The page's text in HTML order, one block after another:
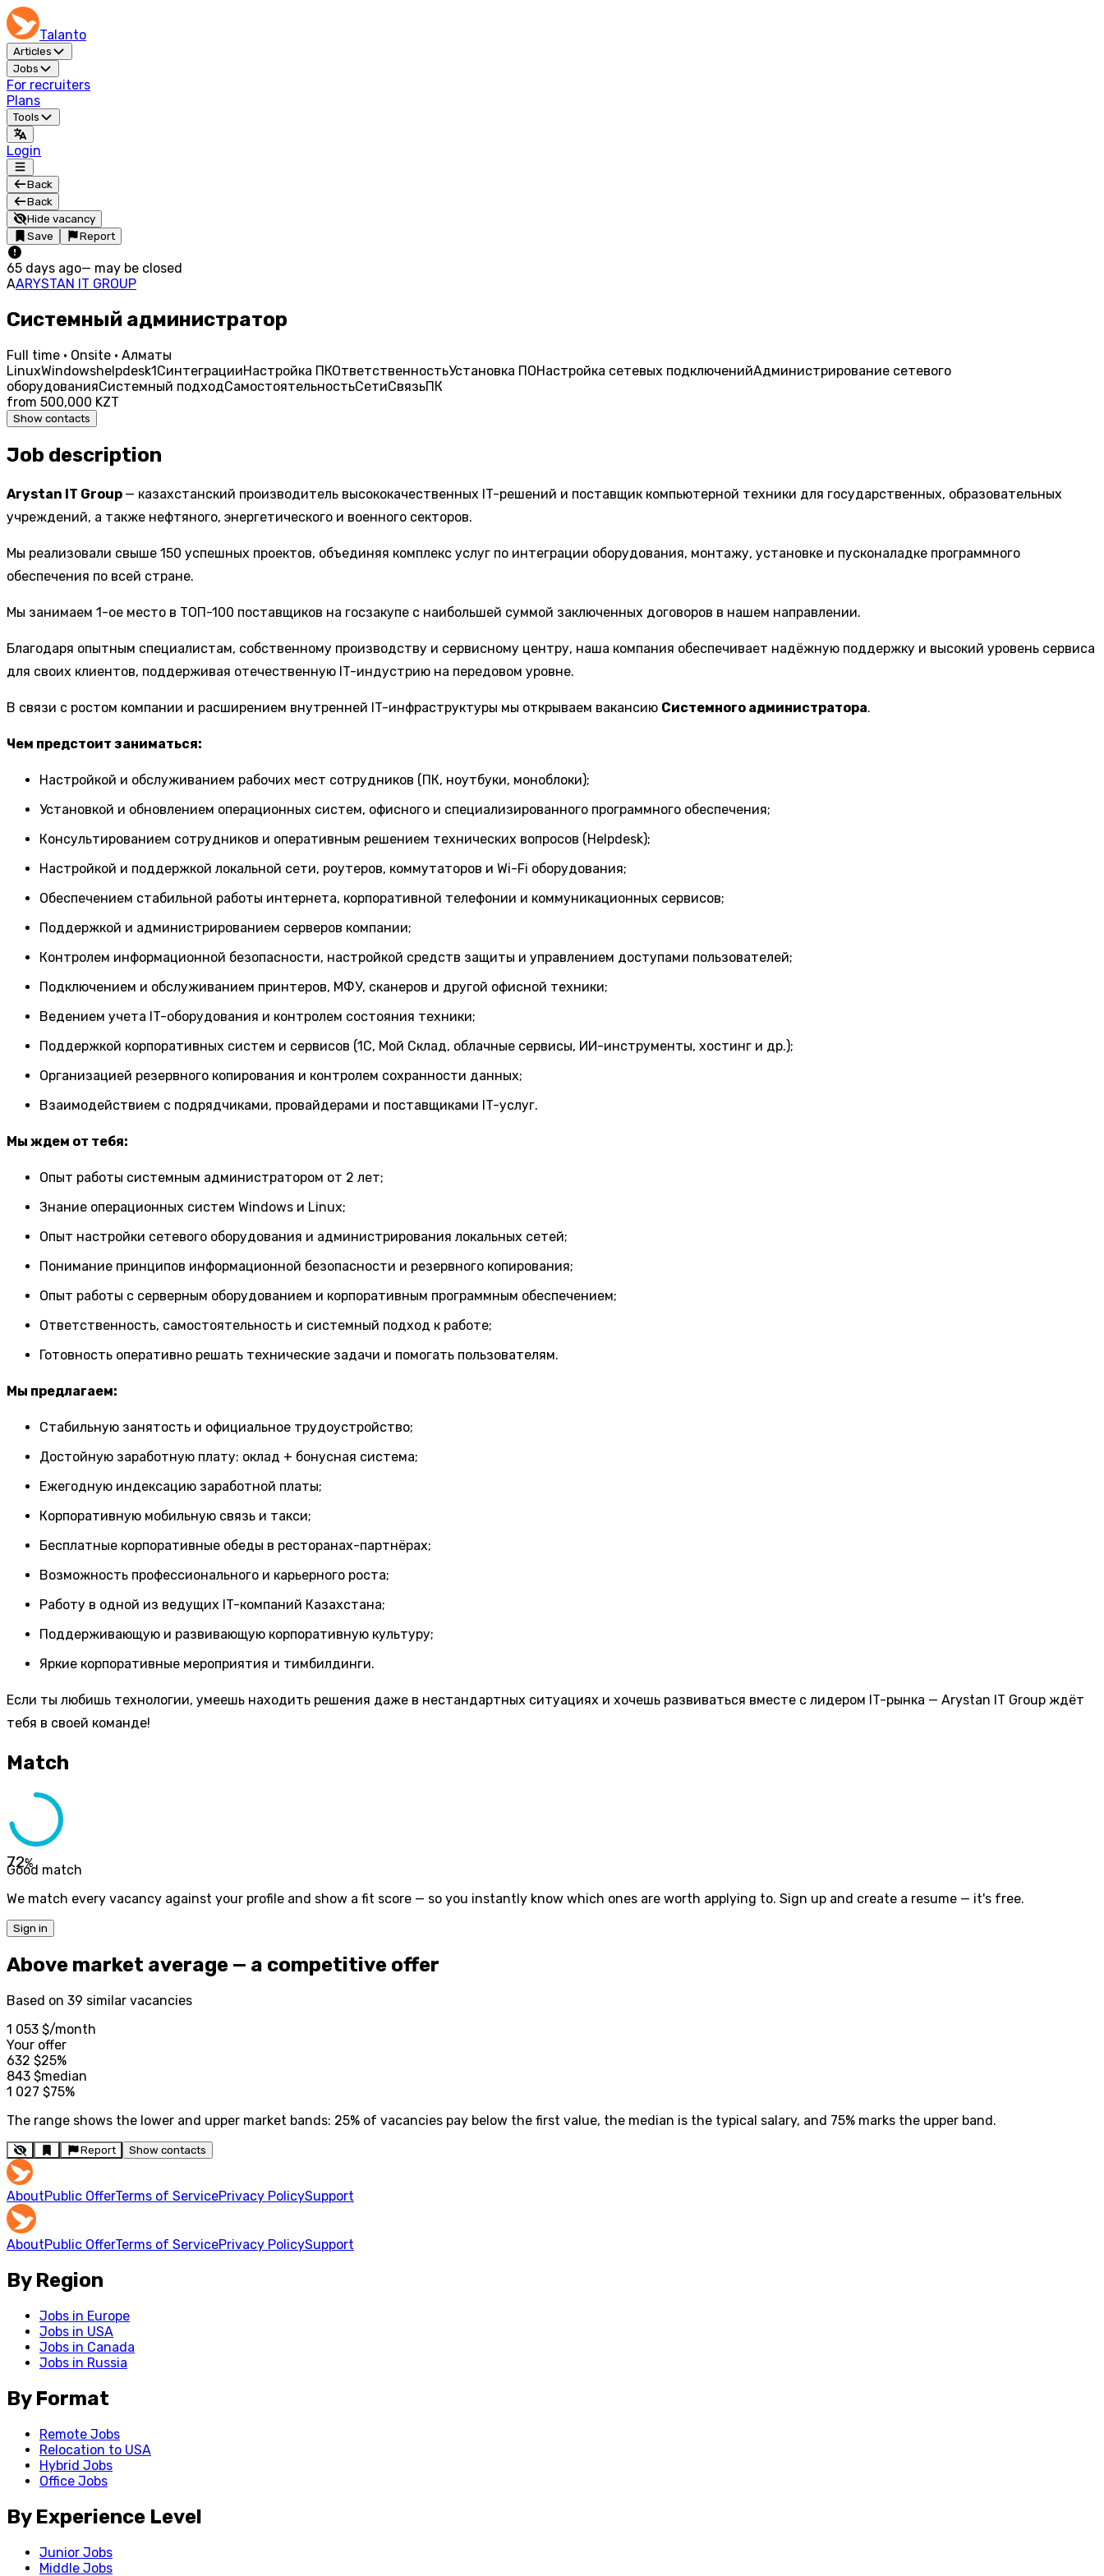
Talanto
Articles
Jobs
For recruiters
Plans
Tools
Login
Back
Back
Hide vacancy
Save
Report
65 days ago— may be closed
AARYSTAN IT GROUP
Системный администратор
Full time · Onsite · Алматы
LinuxWindowshelpdesk1СинтеграцииНастройка ПКОтветственностьУстановка ПОНастройка сетевых подключенийАдминистрирование сетевого
оборудованияСистемный подходСамостоятельностьСетиСвязьПК
from 500,000 KZT
Show contacts
Job description
Arystan IT Group — казахстанский производитель высококачественных IT-решений и поставщик компьютерной техники для государственных, образовательных
учреждений, а также нефтяного, энергетического и военного секторов.
Мы реализовали свыше 150 успешных проектов, объединяя комплекс услуг по интеграции оборудования, монтажу, установке и пусконаладке программного
обеспечения по всей стране.
Мы занимаем 1-ое место в ТОП-100 поставщиков на госзакупе с наибольшей суммой заключенных договоров в нашем направлении.
Благодаря опытным специалистам, собственному производству и сервисному центру, наша компания обеспечивает надёжную поддержку и высокий уровень сервиса
для своих клиентов, поддерживая отечественную IT-индустрию на передовом уровне.
В связи с ростом компании и расширением внутренней IT-инфраструктуры мы открываем вакансию Системного администратора.
Чем предстоит заниматься:
Настройкой и обслуживанием рабочих мест сотрудников (ПК, ноутбуки, моноблоки);
Установкой и обновлением операционных систем, офисного и специализированного программного обеспечения;
Консультированием сотрудников и оперативным решением технических вопросов (Helpdesk);
Настройкой и поддержкой локальной сети, роутеров, коммутаторов и Wi-Fi оборудования;
Обеспечением стабильной работы интернета, корпоративной телефонии и коммуникационных сервисов;
Поддержкой и администрированием серверов компании;
Контролем информационной безопасности, настройкой средств защиты и управлением доступами пользователей;
Подключением и обслуживанием принтеров, МФУ, сканеров и другой офисной техники;
Ведением учета IT-оборудования и контролем состояния техники;
Поддержкой корпоративных систем и сервисов (1С, Мой Склад, облачные сервисы, ИИ-инструменты, хостинг и др.);
Организацией резервного копирования и контролем сохранности данных;
Взаимодействием с подрядчиками, провайдерами и поставщиками IT-услуг.
Мы ждем от тебя:
Опыт работы системным администратором от 2 лет;
Знание операционных систем Windows и Linux;
Опыт настройки сетевого оборудования и администрирования локальных сетей;
Понимание принципов информационной безопасности и резервного копирования;
Опыт работы с серверным оборудованием и корпоративным программным обеспечением;
Ответственность, самостоятельность и системный подход к работе;
Готовность оперативно решать технические задачи и помогать пользователям.
Мы предлагаем:
Стабильную занятость и официальное трудоустройство;
Достойную заработную плату: оклад + бонусная система;
Ежегодную индексацию заработной платы;
Корпоративную мобильную связь и такси;
Бесплатные корпоративные обеды в ресторанах-партнёрах;
Возможность профессионального и карьерного роста;
Работу в одной из ведущих IT-компаний Казахстана;
Поддерживающую и развивающую корпоративную культуру;
Яркие корпоративные мероприятия и тимбилдинги.
Если ты любишь технологии, умеешь находить решения даже в нестандартных ситуациях и хочешь развиваться вместе с лидером IT-рынка — Arystan IT Group ждёт
тебя в своей команде!
Match
72%
Good match
We match every vacancy against your profile and show a fit score — so you instantly know which ones are worth applying to. Sign up and create a resume — it's free.
Sign in
Above market average — a competitive offer
Based on 39 similar vacancies
1 053 $/month
Your offer
632 $25%
843 $median
1 027 $75%
The range shows the lower and upper market bands: 25% of vacancies pay below the first value, the median is the typical salary, and 75% marks the upper band.
Report Show contacts
AboutPublic OfferTerms of ServicePrivacy PolicySupport
AboutPublic OfferTerms of ServicePrivacy PolicySupport
By Region
Jobs in Europe
Jobs in USA
Jobs in Canada
Jobs in Russia
By Format
Remote Jobs
Relocation to USA
Hybrid Jobs
Office Jobs
By Experience Level
Junior Jobs
Middle Jobs